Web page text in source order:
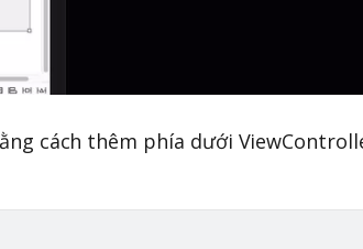
cách thêm phía dưới